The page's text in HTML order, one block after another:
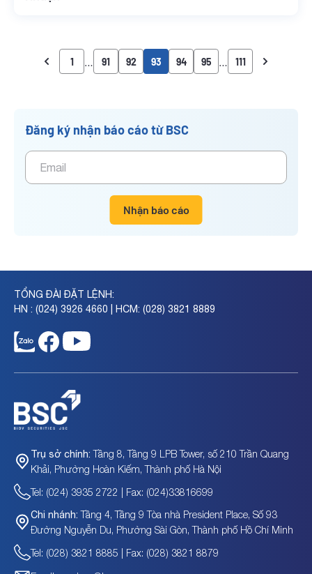
1 91 92 93 94 95 111
Đăng ký nhận báo cáo từ BSC
Nhận báo cáo
TỔNG ĐÀI ĐẶT LỆNH:
HN : (024) 3926 4660 | HCM: (028) 3821 8889
Trụ sở chính: Tầng 8, Tầng 9 LPB Tower, số 210 Trần Quang
Khải, Phường Hoàn Kiếm, Thành phố Hà Nội
Tel: (024) 3935 2722 | Fax: (024)33816699
Chi nhánh: Tầng 4, Tầng 9 Tòa nhà President Place, Số 93
Đường Nguyễn Du, Phường Sài Gòn, Thành phố Hồ Chí Minh
Tel: (028) 3821 8885 | Fax: (028) 3821 8879